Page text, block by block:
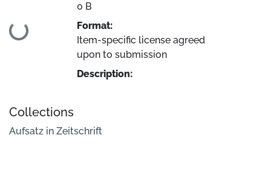
Loading...
0 B
Format:
Item-specific license agreed
upon to submission
Description:
Collections
Aufsatz in Zeitschrift